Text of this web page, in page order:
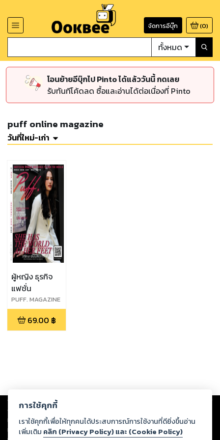
จัดการอีบุ๊ก (0)
ทั้งหมด
โอนย้ายอีบุ๊กไป Pinto ได้แล้ววันนี้ กดเลย
รับทันทีโค้ดลด ซื้อและอ่านได้ต่อเนื่องที่ Pinto
puff online magazine
วันที่ใหม่-เก่า
ผู้หญิง ธุรกิจ
แฟชั่น
PUFF. MAGAZINE
: INAUGURAL
ISSUE : MARCH
2023
69.00 ฿
Copyright © 2026
ต่อผลงานหรือเนื้อหาใดที่อัปโหลดผ่านเว็บไซต์และปรากฏว่าละเมิดสิทธิใน
ทรัพย์สินทางปัญญาของบุคคลอื่นหรือขัดต่อกฎหมายและศีลธรรม ดังนั้น ผู้อ่าน
ทุกท่านโปรดใช้วิจารณญาณในการกลั่นกรองด้วยตนเอง และหากท่านพบว่าส่วน
การใช้คุกกี้
เราใช้คุกกี้เพื่อให้ทุกคนได้ประสบการณ์การใช้งานที่ดียิ่งขึ้นอ่าน
เพิ่มเติม คลิก (Privacy Policy) และ (Cookie Policy)